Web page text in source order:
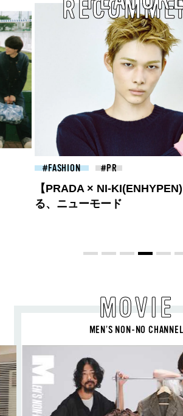
BEAUTY
夏のパーマ、さらにあか抜け
ドット）のスタイリングアイ
MOVIE
MEN’S NON-NO CHANNEL